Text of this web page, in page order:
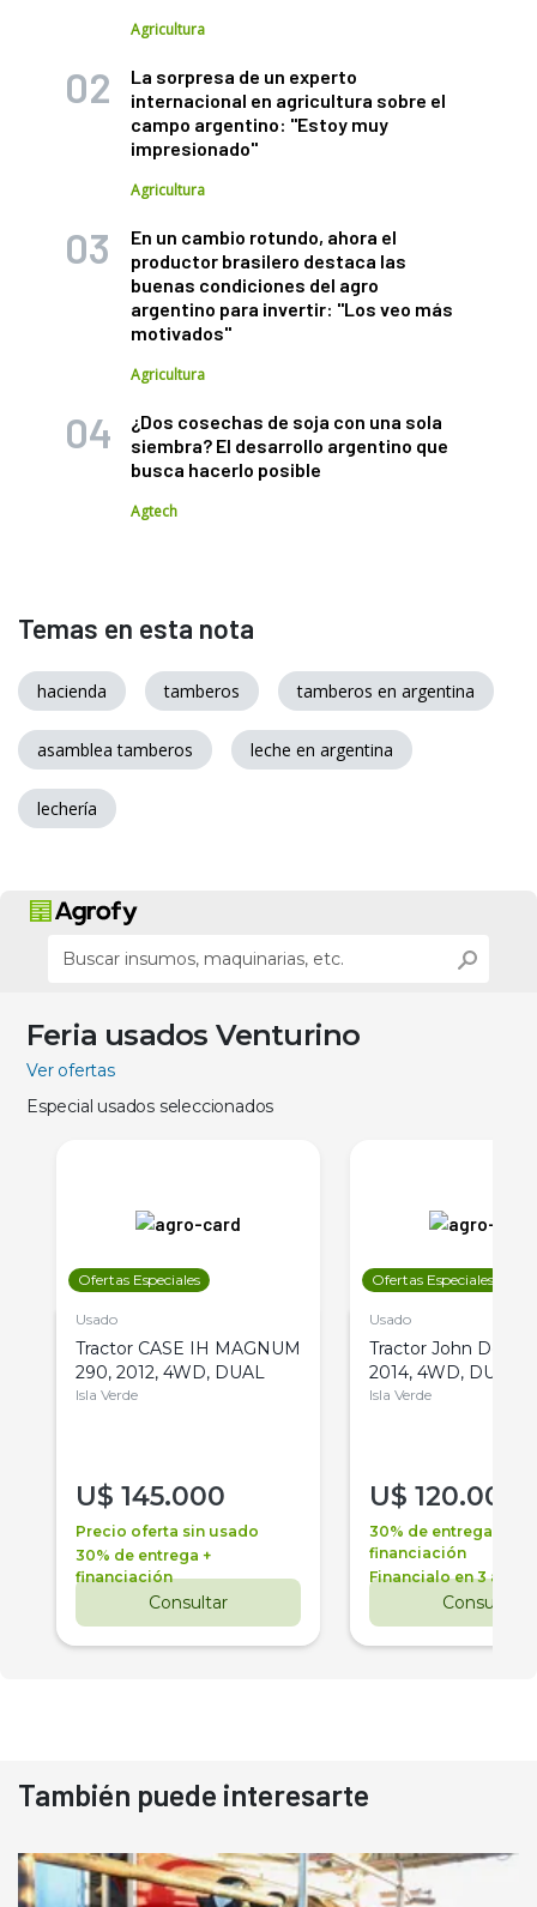
Agricultura
La sorpresa de un experto
internacional en agricultura sobre el
campo argentino: "Estoy muy
impresionado"
Agricultura
En un cambio rotundo, ahora el
productor brasilero destaca las
buenas condiciones del agro
argentino para invertir: "Los veo más
motivados"
Agricultura
¿Dos cosechas de soja con una sola
siembra? El desarrollo argentino que
busca hacerlo posible
Agtech
Temas en esta nota
hacienda tamberos tamberos en argentina
asamblea tamberos leche en argentina
lechería
Feria usados Venturino
Ver ofertas
Especial usados seleccionados
Ofertas Especiales
Usado
Tractor CASE IH MAGNUM
290, 2012, 4WD, DUAL
Isla Verde
U$ 145.000
Precio oferta sin usado
30% de entrega +
financiación
Consultar
Ofertas Especiales
Usado
Tractor John Deere
2014, 4WD, DUAL
Isla Verde
U$ 120.000
30% de entrega +
financiación
Financialo en 3 años
Consultar
También puede interesarte